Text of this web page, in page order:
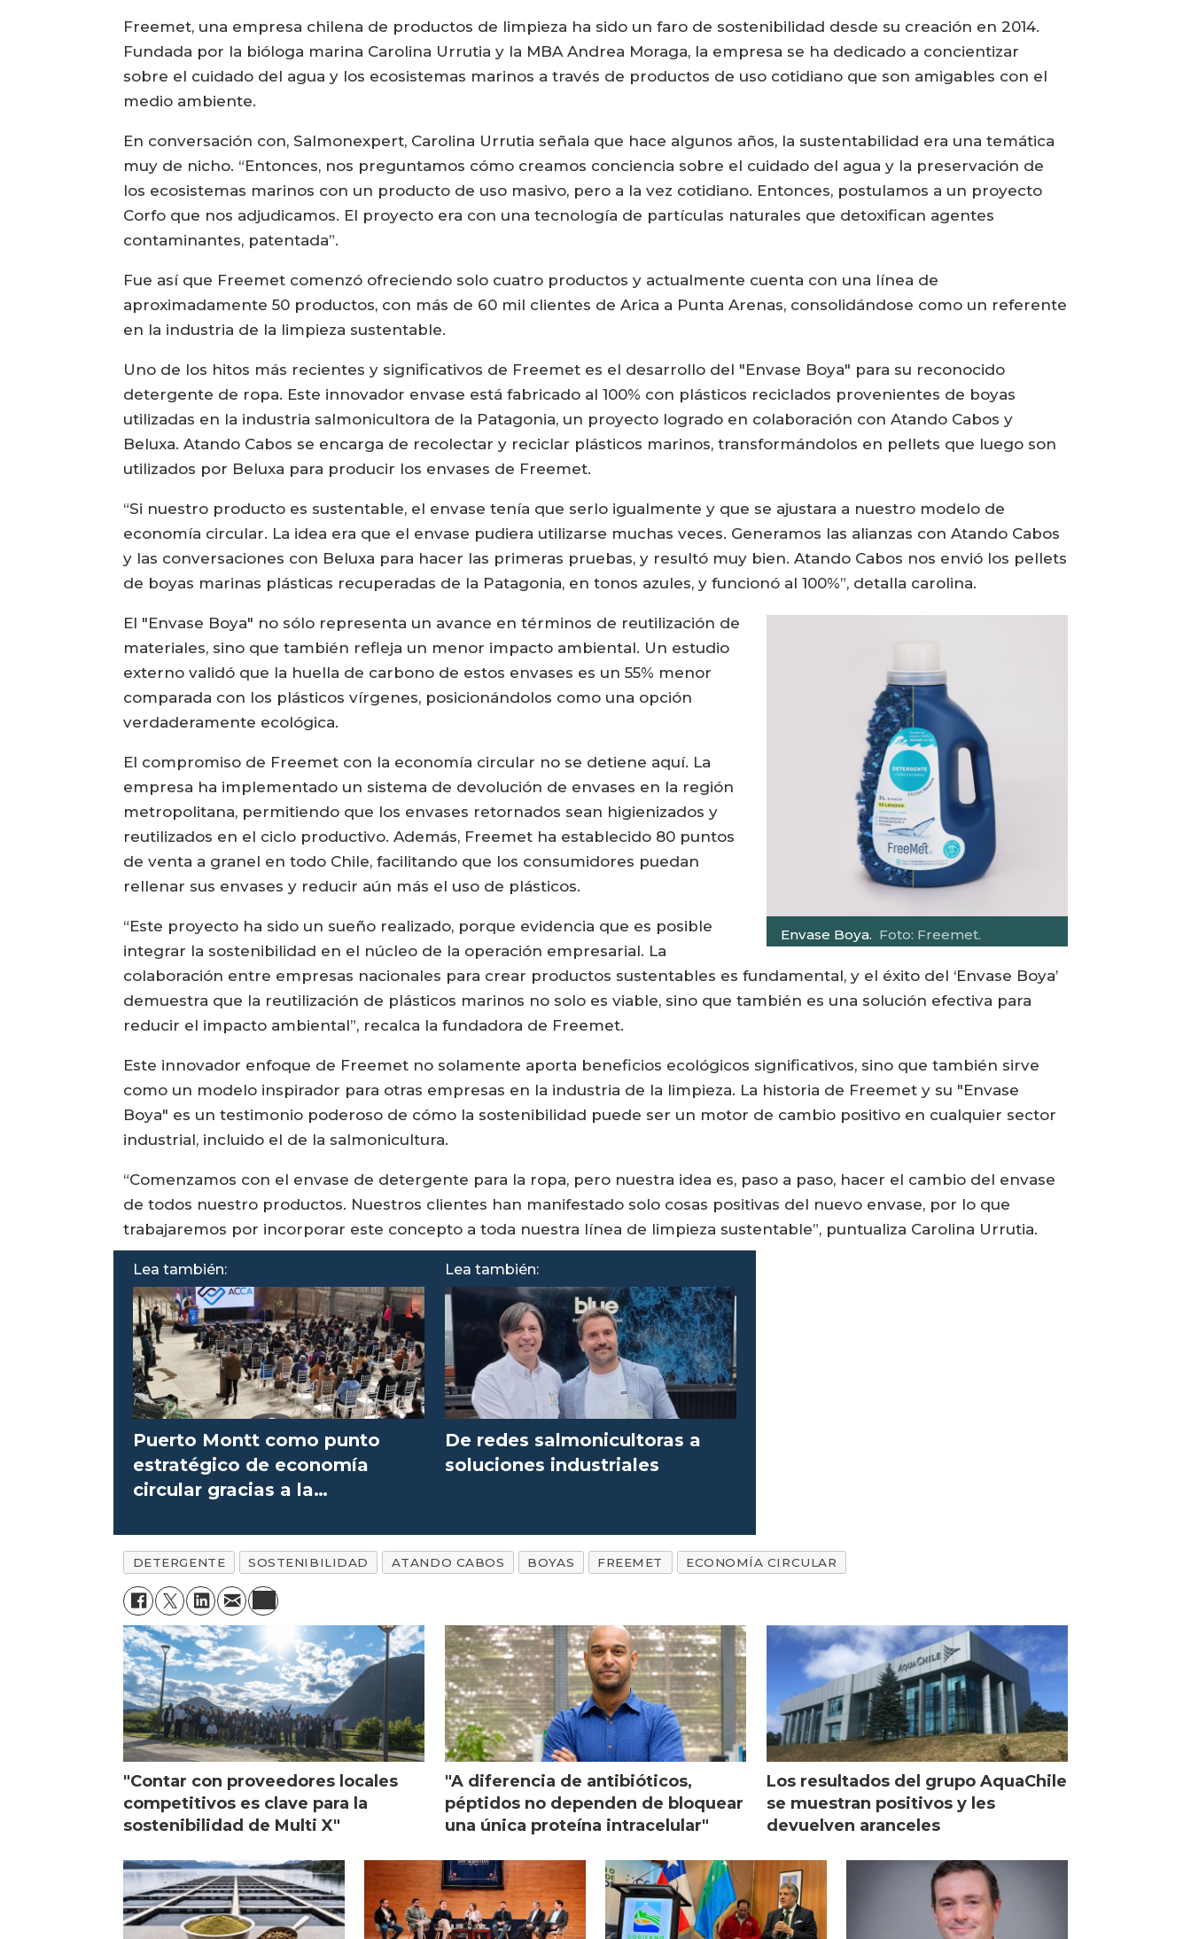
Freemet, una empresa chilena de productos de limpieza ha sido un faro de sostenibilidad desde su creación en 2014.
Fundada por la bióloga marina Carolina Urrutia y la MBA Andrea Moraga, la empresa se ha dedicado a concientizar
sobre el cuidado del agua y los ecosistemas marinos a través de productos de uso cotidiano que son amigables con el
medio ambiente.
En conversación con, Salmonexpert, Carolina Urrutia señala que hace algunos años, la sustentabilidad era una temática
muy de nicho. “Entonces, nos preguntamos cómo creamos conciencia sobre el cuidado del agua y la preservación de
los ecosistemas marinos con un producto de uso masivo, pero a la vez cotidiano. Entonces, postulamos a un proyecto
Corfo que nos adjudicamos. El proyecto era con una tecnología de partículas naturales que detoxifican agentes
contaminantes, patentada”.
Fue así que Freemet comenzó ofreciendo solo cuatro productos y actualmente cuenta con una línea de
aproximadamente 50 productos, con más de 60 mil clientes de Arica a Punta Arenas, consolidándose como un referente
en la industria de la limpieza sustentable.
Uno de los hitos más recientes y significativos de Freemet es el desarrollo del "Envase Boya" para su reconocido
detergente de ropa. Este innovador envase está fabricado al 100% con plásticos reciclados provenientes de boyas
utilizadas en la industria salmonicultora de la Patagonia, un proyecto logrado en colaboración con Atando Cabos y
Beluxa. Atando Cabos se encarga de recolectar y reciclar plásticos marinos, transformándolos en pellets que luego son
utilizados por Beluxa para producir los envases de Freemet.
“Si nuestro producto es sustentable, el envase tenía que serlo igualmente y que se ajustara a nuestro modelo de
economía circular. La idea era que el envase pudiera utilizarse muchas veces. Generamos las alianzas con Atando Cabos
y las conversaciones con Beluxa para hacer las primeras pruebas, y resultó muy bien. Atando Cabos nos envió los pellets
de boyas marinas plásticas recuperadas de la Patagonia, en tonos azules, y funcionó al 100%”, detalla carolina.
Envase Boya. Foto: Freemet.
El "Envase Boya" no sólo representa un avance en términos de reutilización de
materiales, sino que también refleja un menor impacto ambiental. Un estudio
externo validó que la huella de carbono de estos envases es un 55% menor
comparada con los plásticos vírgenes, posicionándolos como una opción
verdaderamente ecológica.
El compromiso de Freemet con la economía circular no se detiene aquí. La
empresa ha implementado un sistema de devolución de envases en la región
metropolitana, permitiendo que los envases retornados sean higienizados y
reutilizados en el ciclo productivo. Además, Freemet ha establecido 80 puntos
de venta a granel en todo Chile, facilitando que los consumidores puedan
rellenar sus envases y reducir aún más el uso de plásticos.
“Este proyecto ha sido un sueño realizado, porque evidencia que es posible
integrar la sostenibilidad en el núcleo de la operación empresarial. La
colaboración entre empresas nacionales para crear productos sustentables es fundamental, y el éxito del ‘Envase Boya’
demuestra que la reutilización de plásticos marinos no solo es viable, sino que también es una solución efectiva para
reducir el impacto ambiental”, recalca la fundadora de Freemet.
Este innovador enfoque de Freemet no solamente aporta beneficios ecológicos significativos, sino que también sirve
como un modelo inspirador para otras empresas en la industria de la limpieza. La historia de Freemet y su "Envase
Boya" es un testimonio poderoso de cómo la sostenibilidad puede ser un motor de cambio positivo en cualquier sector
industrial, incluido el de la salmonicultura.
“Comenzamos con el envase de detergente para la ropa, pero nuestra idea es, paso a paso, hacer el cambio del envase
de todos nuestro productos. Nuestros clientes han manifestado solo cosas positivas del nuevo envase, por lo que
trabajaremos por incorporar este concepto a toda nuestra línea de limpieza sustentable”, puntualiza Carolina Urrutia.
Lea también:
Puerto Montt como punto
estratégico de economía
circular gracias a la
Lea también:
De redes salmonicultoras a
soluciones industriales
DETERGENTE SOSTENIBILIDAD ATANDO CABOS BOYAS FREEMET ECONOMÍA CIRCULAR
"Contar con proveedores locales
competitivos es clave para la
sostenibilidad de Multi X"
"A diferencia de antibióticos,
péptidos no dependen de bloquear
una única proteína intracelular"
Los resultados del grupo AquaChile
se muestran positivos y les
devuelven aranceles